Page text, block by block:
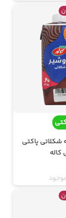
شکلاتی پاکتی